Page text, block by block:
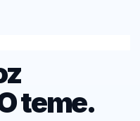
teme.